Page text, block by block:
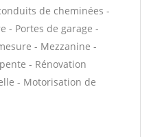
de cheminées -
- Portes de garage -
- Mezzanine -
- Rénovation
- Motorisation de